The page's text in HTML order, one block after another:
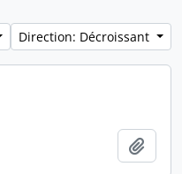
Direction: Décroissant